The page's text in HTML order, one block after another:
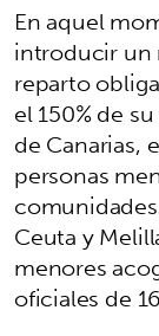
En aquel
introducir un
reparto
el 150% de
de Canarias,
personas
Ceuta y
menores
oficiales de